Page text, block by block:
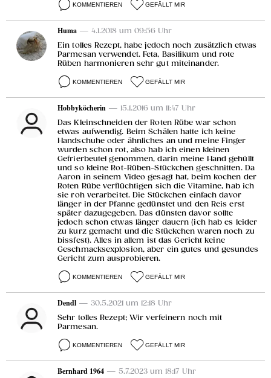
KOMMENTIEREN GEFÄLLT MIR
Huma — 4.1.2018 um 09:56 Uhr
Ein tolles Rezept, habe jedoch noch zusätzlich etwas
Parmesan verwendet. Feta, Basilikum und rote
Rüben harmonieren sehr gut miteinander.
KOMMENTIEREN GEFÄLLT MIR
Hobbyköcherin — 15.1.2016 um 11:47 Uhr
Das Kleinschneiden der Roten Rübe war schon
etwas aufwendig. Beim Schälen hatte ich keine
Handschuhe oder ähnliches an und meine Finger
wurden schon rot, also hab ich einen kleinen
Gefrierbeutel genommen, darin meine Hand gehüllt
und so kleine Rot-Rüben-Stückchen geschnitten. Da
Aaron in seinem Video gesagt hat, beim kochen der
Roten Rübe verflüchtigen sich die Vitamine, hab ich
sie roh verarbeitet. Die Stückchen einfach davor
länger in der Pfanne gedünstet und den Reis erst
später dazugegeben. Das dünsten davor sollte
jedoch schon etwas länger dauern (ich hab es leider
zu kurz gemacht und die Stückchen waren noch zu
bissfest). Alles in allem ist das Gericht keine
Geschmacksexplosion, aber ein gutes und gesundes
Gericht zum ausprobieren.
KOMMENTIEREN GEFÄLLT MIR
Dendl — 30.5.2021 um 12:18 Uhr
Sehr tolles Rezept; Wir verfeinern noch mit
Parmesan.
KOMMENTIEREN GEFÄLLT MIR
Bernhard 1964 — 5.7.2023 um 18:17 Uhr